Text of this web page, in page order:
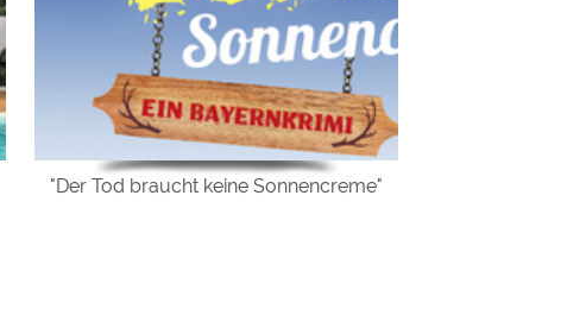
"Der Tod braucht keine Sonnencreme"